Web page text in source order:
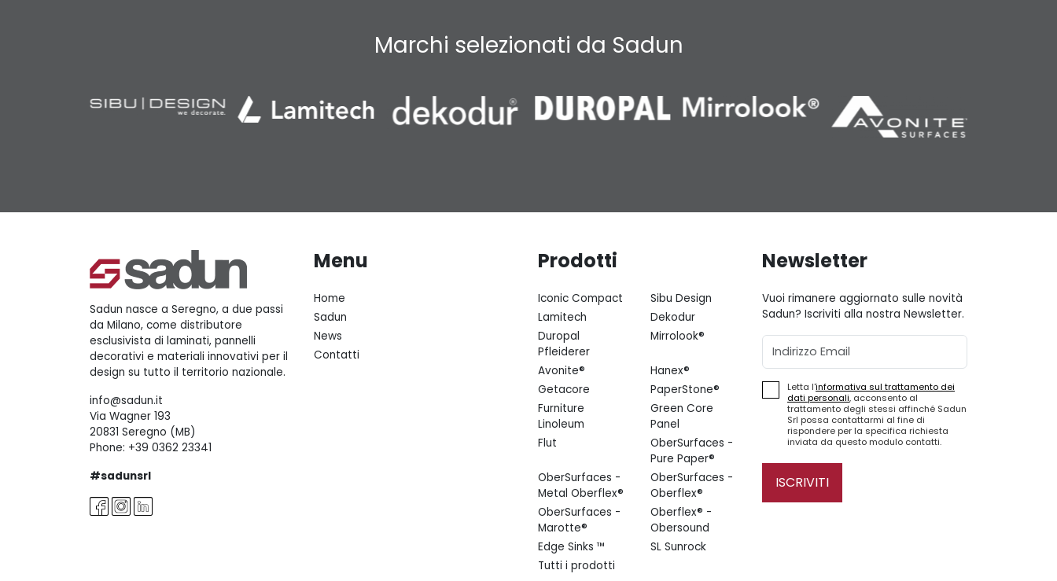
Marchi selezionati da Sadun
Sadun nasce a Seregno, a due passi
da Milano, come distributore
esclusivista di laminati, pannelli
decorativi e materiali innovativi per il
design su tutto il territorio nazionale.
info@sadun.it
Via Wagner 193
20831 Seregno (MB)
Phone: +39 0362 23341
#sadunsrl
Menu
Home
Sadun
News
Contatti
Prodotti
Iconic Compact
Sibu Design
Lamitech
Dekodur
Duropal
Pfleiderer
Mirrolook®
Avonite®
Hanex®
Getacore
PaperStone®
Furniture
Linoleum
Green Core
Panel
Flut
OberSurfaces -
Pure Paper®
OberSurfaces -
Metal Oberflex®
OberSurfaces -
Oberflex®
OberSurfaces -
Marotte®
Oberflex® -
Obersound
Edge Sinks ™
SL Sunrock
Tutti i prodotti
Newsletter
Vuoi rimanere aggiornato sulle novità
Sadun? Iscriviti alla nostra Newsletter.
Email
Letta l'informativa sul trattamento dei
dati personali, acconsento al
trattamento degli stessi affinché Sadun
Srl possa contattarmi al fine di
rispondere per la specifica richiesta
inviata da questo modulo contatti.
ISCRIVITI